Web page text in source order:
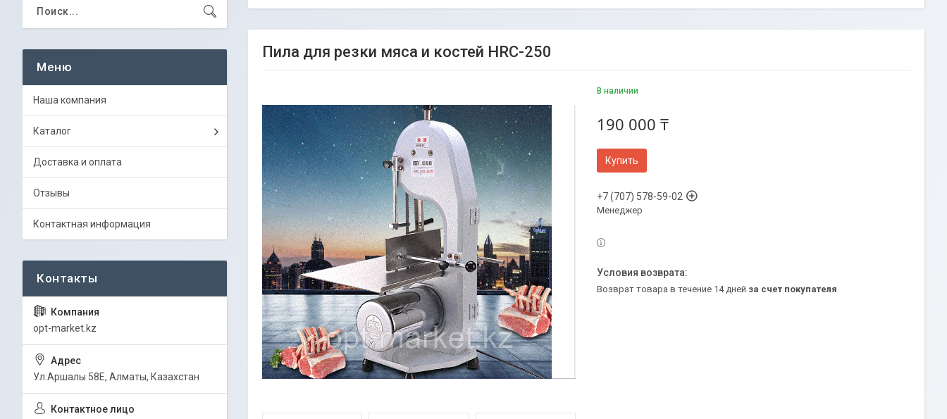
Пила для резки мяса и костей HRC-250
В наличии
190 000 ₸
Купить
+7 (707) 578-59-02
Менеджер
возврат товара в течение 14 дней за счет покупателя
Наша компания
Каталог
Доставка и оплата
Отзывы
Контактная информация
opt-market.kz
Ул.Аршалы 58Е, Алматы, Казахстан